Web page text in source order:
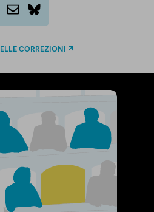
bluesky
CORREZIONI